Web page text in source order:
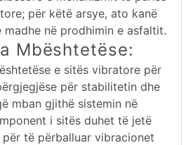
për këtë arsye, ato kanë
madhe në prodhimin e asfaltit.
Mbështetëse:
e sitës vibratore për
për stabilitetin dhe
mban gjithë sistemin në
i sitës duhet të jetë
të përballuar vibracionet